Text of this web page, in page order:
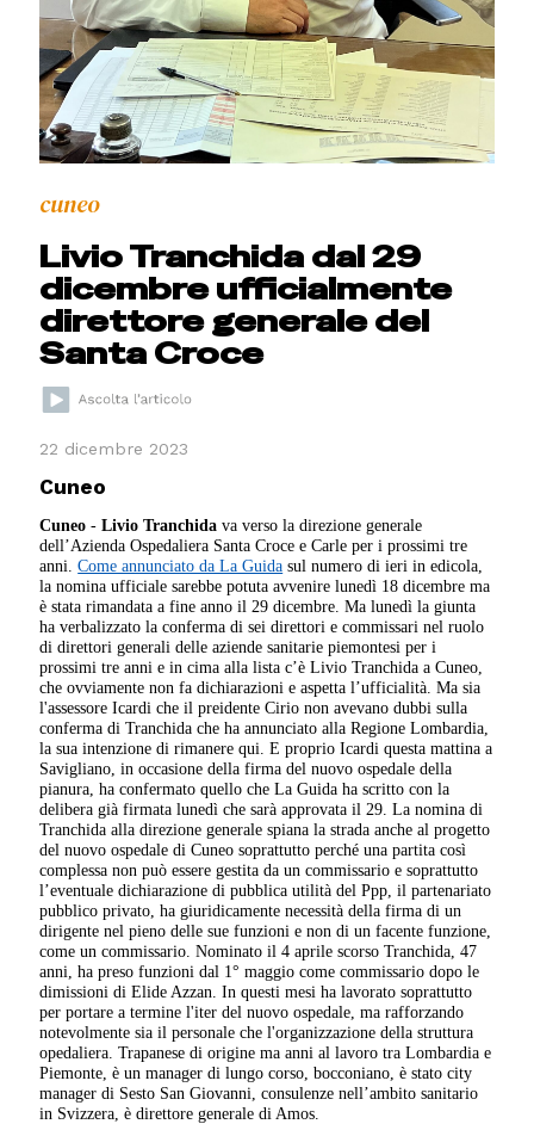
cuneo
Livio Tranchida dal 29
dicembre ufficialmente
direttore generale del
Santa Croce
22 dicembre 2023
Cuneo
Cuneo -Livio Tranchida va verso la direzione generale
dell’Azienda Ospedaliera Santa Croce e Carle per i prossimi tre
anni.Come annunciato da La Guida sul numero di ieri in edicola,
la nomina ufficiale sarebbe potuta avvenire lunedì 18 dicembre ma
è stata rimandata a fine anno il 29 dicembre. Ma lunedì la giunta
ha verbalizzato la conferma di sei direttori e commissari nel ruolo
di direttori generali delle aziende sanitarie piemontesi per i
prossimi tre anni e in cima alla lista c’è Livio Tranchida a Cuneo,
che ovviamente non fa dichiarazioni e aspetta l’ufficialità. Ma sia
l'assessore Icardi che il preidente Cirio non avevano dubbi sulla
conferma di Tranchida che ha annunciato alla Regione Lombardia,
la sua intenzione di rimanere qui. E proprio Icardi questa mattina a
Savigliano, in occasione della firma del nuovo ospedale della
pianura, ha confermato quello che La Guida ha scritto con la
delibera già firmata lunedì che sarà approvata il 29. La nomina di
Tranchida alla direzione generale spiana la strada anche al progetto
del nuovo ospedale di Cuneo soprattutto perché una partita così
complessa non può essere gestita da un commissario e soprattutto
l’eventuale dichiarazione di pubblica utilità del Ppp, il partenariato
pubblico privato, ha giuridicamente necessità della firma di un
dirigente nel pieno delle sue funzioni e non di un facente funzione,
come un commissario. Nominato il 4 aprile scorso Tranchida, 47
anni, ha preso funzioni dal 1° maggio come commissario dopo le
dimissioni di Elide Azzan. In questi mesi ha lavorato soprattutto
per portare a termine l'iter del nuovo ospedale, ma rafforzando
notevolmente sia il personale che l'organizzazione della struttura
opedaliera. Trapanese di origine ma anni al lavoro tra Lombardia e
Piemonte, è un manager di lungo corso, bocconiano, è stato city
manager di Sesto San Giovanni, consulenze nell’ambito sanitario
in Svizzera, è direttore generale di Amos.